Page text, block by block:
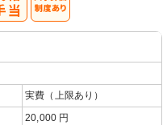
実費（上限あり）
20,000 円